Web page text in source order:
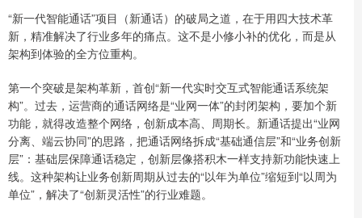
“新一代智能通话”项目（新通话）的破局之道，在于用四大技术革
新，精准解决了行业多年的痛点。这不是小修小补的优化，而是从
架构到体验的全方位重构。
第一个突破是架构革新，首创“新一代实时交互式智能通话系统架
构”。过去，运营商的通话网络是“业网一体”的封闭架构，要加个新
功能，就得改造整个网络，创新成本高、周期长。新通话提出“业网
分离、端云协同”的思路，把通话网络拆成“基础通信层”和“业务创新
层”：基础层保障通话稳定，创新层像搭积木一样支持新功能快速上
线。这种架构让业务创新周期从过去的“以年为单位”缩短到“以周为
单位”，解决了“创新灵活性”的行业难题。